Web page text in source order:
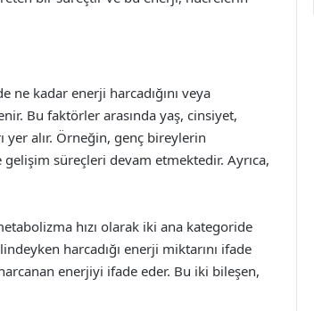
kadar enerji harcadığını veya
Bu faktörler arasında yaş, cinsiyet,
yer alır. Örneğin, genç bireylerin
süreçleri devam etmektedir. Ayrıca,
hızı olarak iki ana kategoride
harcadığı enerji miktarını ifade
enerjiyi ifade eder. Bu iki bileşen,